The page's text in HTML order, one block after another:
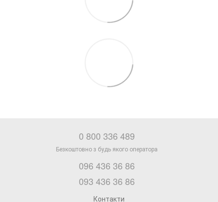
0 800 336 489
096 436 36 86
093 436 36 86
Контакти